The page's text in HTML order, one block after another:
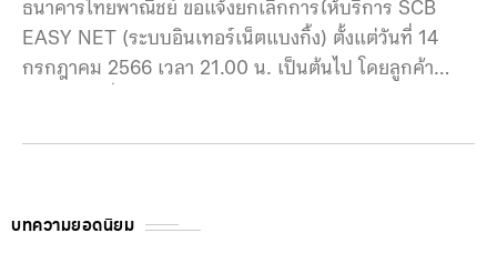
ธนาคารไทยพาณิชย์ ขอแจ้งยกเลิกการให้บริการ SCB
EASY NET (ระบบอินเทอร์เน็ตแบงกิ้ง) ตั้งแต่วันที่ 14
กรกฎาคม 2566 เวลา 21.00 น. เป็นต้นไป โดยลูกค้า
และจ่ายบิลล่วงหน้า (Schedule Transfer & Bill
บทความยอดนิยม